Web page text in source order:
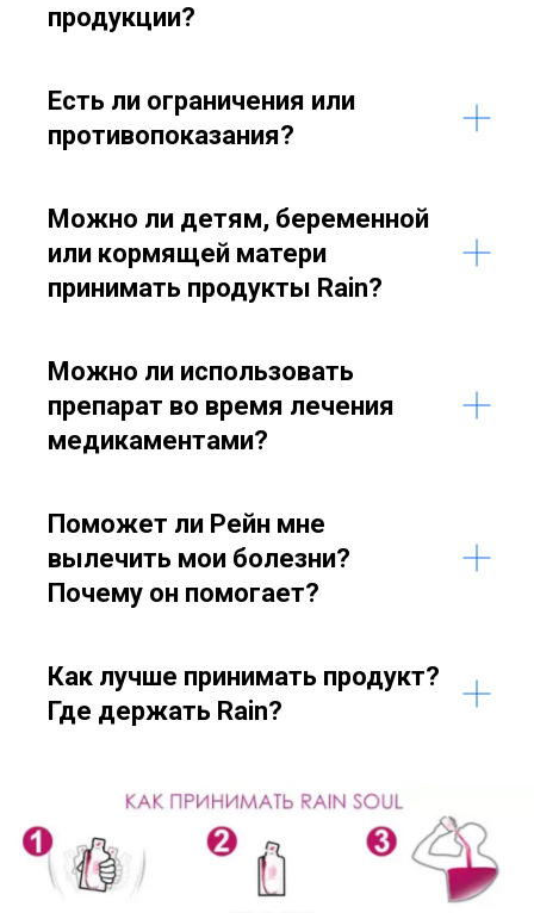
продукции?
Есть ли ограничения или
противопоказания?
Можно ли детям, беременной
или кормящей матери
принимать продукты Rain?
Можно ли использовать
препарат во время лечения
медикаментами?
Поможет ли Рейн мне
вылечить мои болезни?
Почему он помогает?
Как лучше принимать продукт?
Где держать Rain?